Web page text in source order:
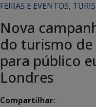
FEIRAS E EVENTOS,
Nova
do turismo de
para público
Londres
Compartilhar: